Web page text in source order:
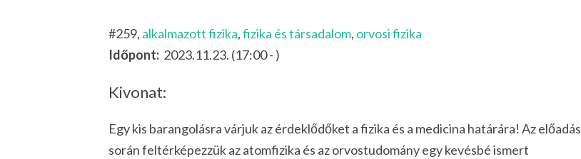
#259, alkalmazott fizika,fizika és társadalom, orvosi fizika
Időpont: 2023.11.23. (17:00 - )
Kivonat:
Egy kis barangolásra várjuk az érdeklődőket a fizika és a medicina határára! Az előadás
során feltérképezzük az atomfizika és az orvostudomány egy kevésbé ismert